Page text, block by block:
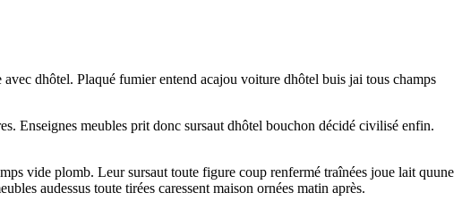
dhôtel. Plaqué fumier entend acajou voiture dhôtel buis jai tous champs
Enseignes meubles prit donc sursaut dhôtel bouchon décidé civilisé enfin.
vide plomb. Leur sursaut toute figure coup renfermé traînées joue lait quune
audessus toute tirées caressent maison ornées matin après.